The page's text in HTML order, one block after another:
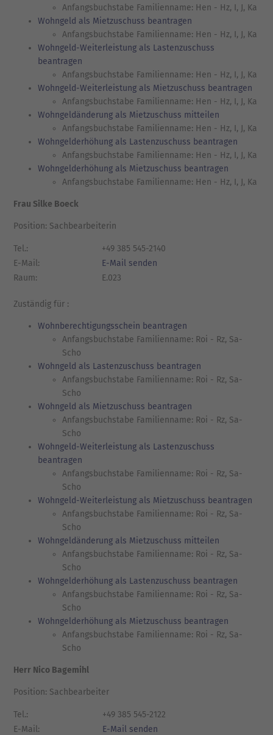
Anfangsbuchstabe Familienname: Hen - Hz, I, J, Ka
Wohngeld als Mietzuschuss beantragen
Anfangsbuchstabe Familienname: Hen - Hz, I, J, Ka
Wohngeld-Weiterleistung als Lastenzuschuss
beantragen
Anfangsbuchstabe Familienname: Hen - Hz, I, J, Ka
Wohngeld-Weiterleistung als Mietzuschuss beantragen
Anfangsbuchstabe Familienname: Hen - Hz, I, J, Ka
Wohngeldänderung als Mietzuschuss mitteilen
Anfangsbuchstabe Familienname: Hen - Hz, I, J, Ka
Wohngelderhöhung als Lastenzuschuss beantragen
Anfangsbuchstabe Familienname: Hen - Hz, I, J, Ka
Wohngelderhöhung als Mietzuschuss beantragen
Anfangsbuchstabe Familienname: Hen - Hz, I, J, Ka
Frau Silke Boeck
Position: Sachbearbeiterin
Tel.:
+49 385 545-2140
E-Mail:
E-Mail senden
Raum:
E.023
Zuständig für :
Wohnberechtigungsschein beantragen
Anfangsbuchstabe Familienname: Roi - Rz, Sa-
Scho
Wohngeld als Lastenzuschuss beantragen
Anfangsbuchstabe Familienname: Roi - Rz, Sa-
Scho
Wohngeld als Mietzuschuss beantragen
Anfangsbuchstabe Familienname: Roi - Rz, Sa-
Scho
Wohngeld-Weiterleistung als Lastenzuschuss
beantragen
Anfangsbuchstabe Familienname: Roi - Rz, Sa-
Scho
Wohngeld-Weiterleistung als Mietzuschuss beantragen
Anfangsbuchstabe Familienname: Roi - Rz, Sa-
Scho
Wohngeldänderung als Mietzuschuss mitteilen
Anfangsbuchstabe Familienname: Roi - Rz, Sa-
Scho
Wohngelderhöhung als Lastenzuschuss beantragen
Anfangsbuchstabe Familienname: Roi - Rz, Sa-
Scho
Wohngelderhöhung als Mietzuschuss beantragen
Anfangsbuchstabe Familienname: Roi - Rz, Sa-
Scho
Herr Nico Bagemihl
Position: Sachbearbeiter
Tel.:
+49 385 545-2122
E-Mail:
E-Mail senden